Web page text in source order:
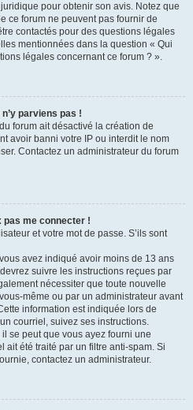
pour obtenir son avis. Notez que
ce forum ne peuvent pas fournir de
contactés pour des questions légales
mentionnées dans la question « Qui
légales concernant ce forum ? ».
parviens pas !
forum ait désactivé la création de
avoir banni votre IP ou interdit le nom
Contactez un administrateur du forum
pas me connecter !
et votre mot de passe. S’ils sont
avez indiqué avoir moins de 13 ans
suivre les instructions reçues par
nécessiter que toute nouvelle
même ou par un administrateur avant
information est indiquée lors de
courriel, suivez ses instructions.
se peut que vous ayez fourni une
ait été traité par un filtre anti-spam. Si
contactez un administrateur.